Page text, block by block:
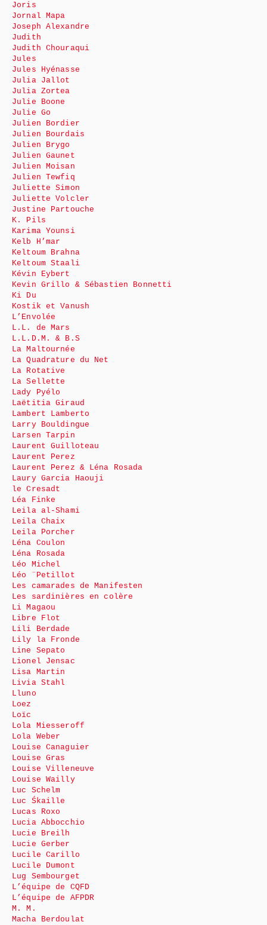
Joris
Jornal Mapa
Joseph Alexandre
Judith
Judith Chouraqui
Jules
Jules Hyénasse
Julia Jallot
Julia Zortea
Julie Boone
Julie Go
Julien Bordier
Julien Bourdais
Julien Brygo
Julien Gaunet
Julien Moisan
Julien Tewfiq
Juliette Simon
Juliette Volcler
Justine Partouche
K. Pils
Karima Younsi
Kelb H’mar
Keltoum Brahna
Keltoum Staali
Kévin Eybert
Kevin Grillo & Sébastien Bonnetti
Ki Du
Kostik et Vanush
L’Envolée
L.L. de Mars
L.L.D.M. & B.S
La Maltournée
La Quadrature du Net
La Rotative
La Sellette
Lady Pyélo
Laëtitia Giraud
Lambert Lamberto
Larry Bouldingue
Larsen Tarpin
Laurent Guilloteau
Laurent Perez
Laurent Perez & Léna Rosada
Laury Garcia Haouji
le Cresadt
Léa Finke
Leila al-Shami
Leila Chaix
Leila Porcher
Léna Coulon
Léna Rosada
Léo Michel
Léo ¨Petillot
Les camarades de Manifesten
Les sardinières en colère
Li Magaou
Libre Flot
Lili Berdade
Lily la Fronde
Line Sepato
Lionel Jensac
Lisa Martin
Livia Stahl
Lluno
Loez
Loïc
Lola Miesseroff
Lola Weber
Louise Canaguier
Louise Gras
Louise Villeneuve
Louise Wailly
Luc Schelm
Luc Śkaille
Lucas Roxo
Lucia Abbocchio
Lucie Breilh
Lucie Gerber
Lucile Carillo
Lucile Dumont
Lug Sembourget
L’équipe de CQFD
L’équipe de AFPDR
M. M.
Macha Berdoulat